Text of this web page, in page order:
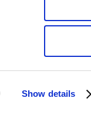
Show details